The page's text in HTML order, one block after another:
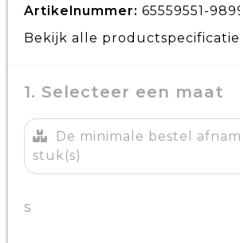
Artikelnummer: 65559551-
Bekijk alle
1. Selecteer een maat
De minimale bestel
stuk(s)
S